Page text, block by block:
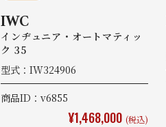
IWC
インヂュニア・オートマティッ
ク 35
型式：IW324906
商品ID：v6855
¥1,468,000 (税込)